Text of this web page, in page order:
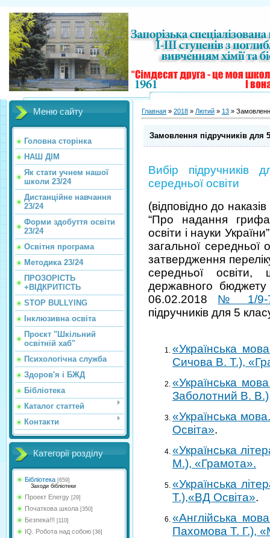
Меню сайту
Головна сторінка
НАШ ДІМ
Як стати учнем нашої
школи 23/24
Дистанційне навчання
23/24
Форми здобуття освіти
23/24
Освітня програма
Методика 23/24
ПРОЗОРІСТЬ
+ВІДКРИТІСТЬ
STOP BULLYING
Інклюзивна освіта
Проєкт "Шкільний
освітній хаб"
Психологічна служба
Здоров'я і БЖД
Бібліотека
Каталог статтей
Контакти
Категорії розділу
Бібліотека [659]
Заходи бібліотеки
Проект Energy [29]
Початкова школа [350]
Безпека!!! [110]
IQ. Робота над собою [36]
Главная » 2018 » Лютий » 13 »
Замовлення підручників для
Вибір підручників
середньої освіти
(відповідно до
“Про надання грифа
освіти і науки
загальної середньої
затвердження
середньої
державного
06.02.2018 № 1/
підручників для 5
«Українська
Сичова В. Т.),
«Українська
Заболотний В.
«Українська
Освіта».
«Українська
М.), «Грамота».
«Українська
Т.),«ВД Освіта».
«Англійська
Пахомова Т. Г.),